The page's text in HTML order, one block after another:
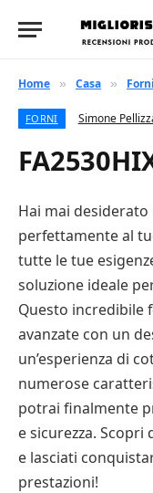
Home » Casa » Forni
FORNI Simone
Hai mai
perfettamente al
tutte le tue
soluzione ideale
Questo incredibile
avanzate con un
un’esperienza di
numerose
potrai finalmente
e sicurezza. Scopri
e lasciati
prestazioni!